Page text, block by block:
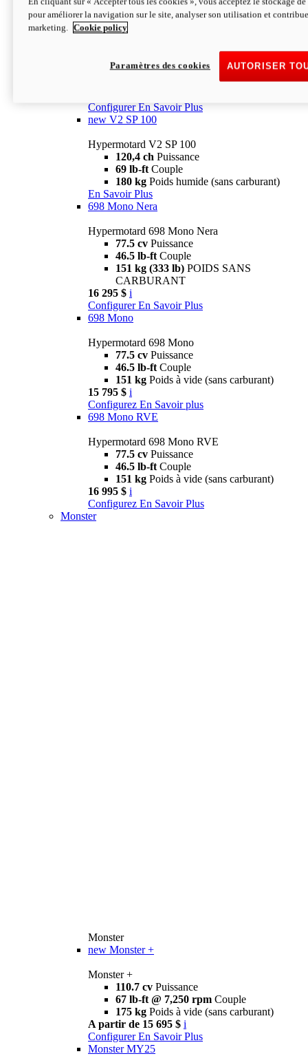
Configurer En Savoir Plus
newV2 SP
69 lb-ftCouple
Poids humide (sans carburant)
Configurer En Savoir Plus
new V2 SP 100
Hypermotard V2 SP 100
120,4 ch Puissance
69 lb-ft Couple
180 kg Poids humide (sans carburant)
En Savoir Plus
698 Mono Nera
Hypermotard 698 Mono Nera
77.5 cv Puissance
46.5 lb-ft Couple
151 kg (333 lb) POIDS SANS
CARBURANT
16 295 $ i
Configurer En Savoir Plus
698 Mono
Hypermotard 698 Mono
77.5 cv Puissance
46.5 lb-ft Couple
151 kg Poids à vide (sans carburant)
15 795 $ i
Configurez En Savoir plus
698 Mono RVE
Hypermotard 698 Mono RVE
77.5 cv Puissance
46.5 lb-ft Couple
151 kg Poids à vide (sans carburant)
16 995 $ i
Configurez En Savoir Plus
Monster
Monster
new Monster +
Monster +
110.7 cv Puissance
67 lb-ft @ 7,250 rpm Couple
175 kg Poids à vide (sans carburant)
A partir de 15 695 $ i
Configurer En Savoir Plus
Monster MY25
pour améliorer la navigation sur le site, analyser son utilisation et
marketing.
Cookie policy
AUTORISER
Paramètres des cookies